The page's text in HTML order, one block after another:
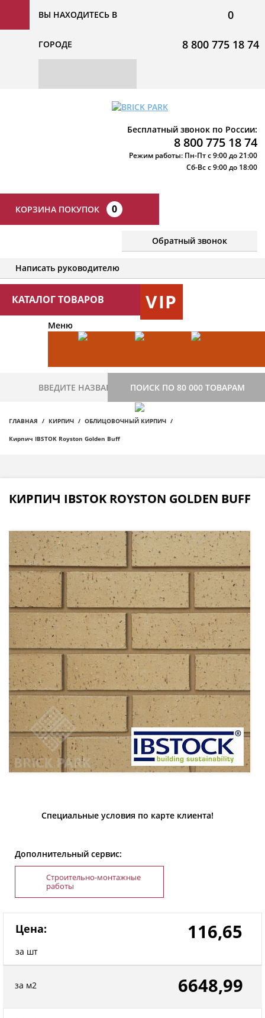
ВЫ НАХОДИТЕСЬ В
ГОРОДЕ
0
8 800 775 18 74
Бесплатный звонок по России:
8 800 775 18 74
Режим работы: Пн-Пт с 9:00 до 21:00
Сб-Вс с 9:00 до 18:00
КОРЗИНА ПОКУПОК 0
Обратный звонок
Написать руководителю
КАТАЛОГ ТОВАРОВ VIP
Меню
ПОИСК ПО 80 000 ТОВАРАМ
ГЛАВНАЯ КИРПИЧ ОБЛИЦОВОЧНЫЙ КИРПИЧ
Кирпич IBSTOK Royston Golden Buff
КИРПИЧ IBSTOK ROYSTON GOLDEN BUFF
Специальные условия по карте клиента!
Дополнительный сервис:
Строительно-монтажные
работы
Цена:
за шт
116,65
за м2 6648,99